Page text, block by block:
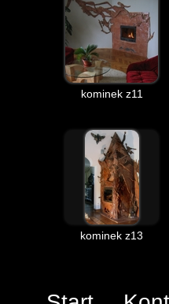
kominek z11
kominek z13